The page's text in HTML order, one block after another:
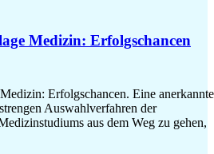
Medizin: Erfolgschancen
Erfolgschancen. Eine anerkannte
Auswahlverfahren der
aus dem Weg zu gehen,